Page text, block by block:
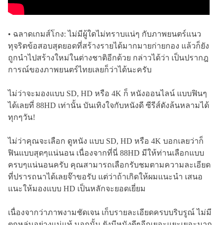
• ฉลาดเกมส์โกง: ไม่มีผู้ใดไม่ทราบแน่ๆ กับภาพยนตร์แนว
ทุจริตข้อสอบสุดยอดที่สร้างรายได้มากมายก่ายกอง แล้วก็ยัง
ถูกนำไปสร้างใหม่ในต่างชาติอีกด้วย กล่าวได้ว่า เป็นปรากฎ
การณ์ของภาพยนตร์ไทยเลยก็ว่าได้นะครับ
ไม่ว่าจะมองแบบ SD, HD หรือ 4K ก็ หนังออนไลน์ แบบฟินๆ
ได้เลยที่ 88HD เท่านั้น บันเทิงใจกับหนังดี ซีรีส์ดังล้นหลามได้
ทุกๆวัน!
ไม่ว่าคุณจะเลือก ดูหนัง แบบ SD, HD หรือ 4K บอกเลยว่าก็
ฟินแบบสุดๆแน่นอน เนื่องจากที่นี่ 88HD มีให้ท่านเลือกแบบ
ครบๆแน่นอนครับ คุณสามารถเลือกรับชมตามความละเอียด
ที่ปรารถนาได้เลยจ๊าขอรับ แต่ว่าถ้าเกิดให้ผมแนะนำ เสนอ
แนะให้มองแบบ HD เป็นหลักจะยอดเยี่ยม
เนื่องจากว่าภาพงามชัดเจน เก็บรายละเอียดครบบริบรูณ์ ไม่มี